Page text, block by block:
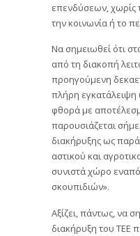
επενδύσεων, χωρίς
την κοινωνία ή το
Να σημειωθεί ότι
από τη διακοπή
προηγούμενη
πλήρη εγκατάλειψη
φθορά με
παρουσιάζεται
διακήρυξης ως
αστικού και
συνιστά χώρο
σκουπιδιών».
Αξίζει, πάντως, να
διακήρυξη του ΤΕΕ